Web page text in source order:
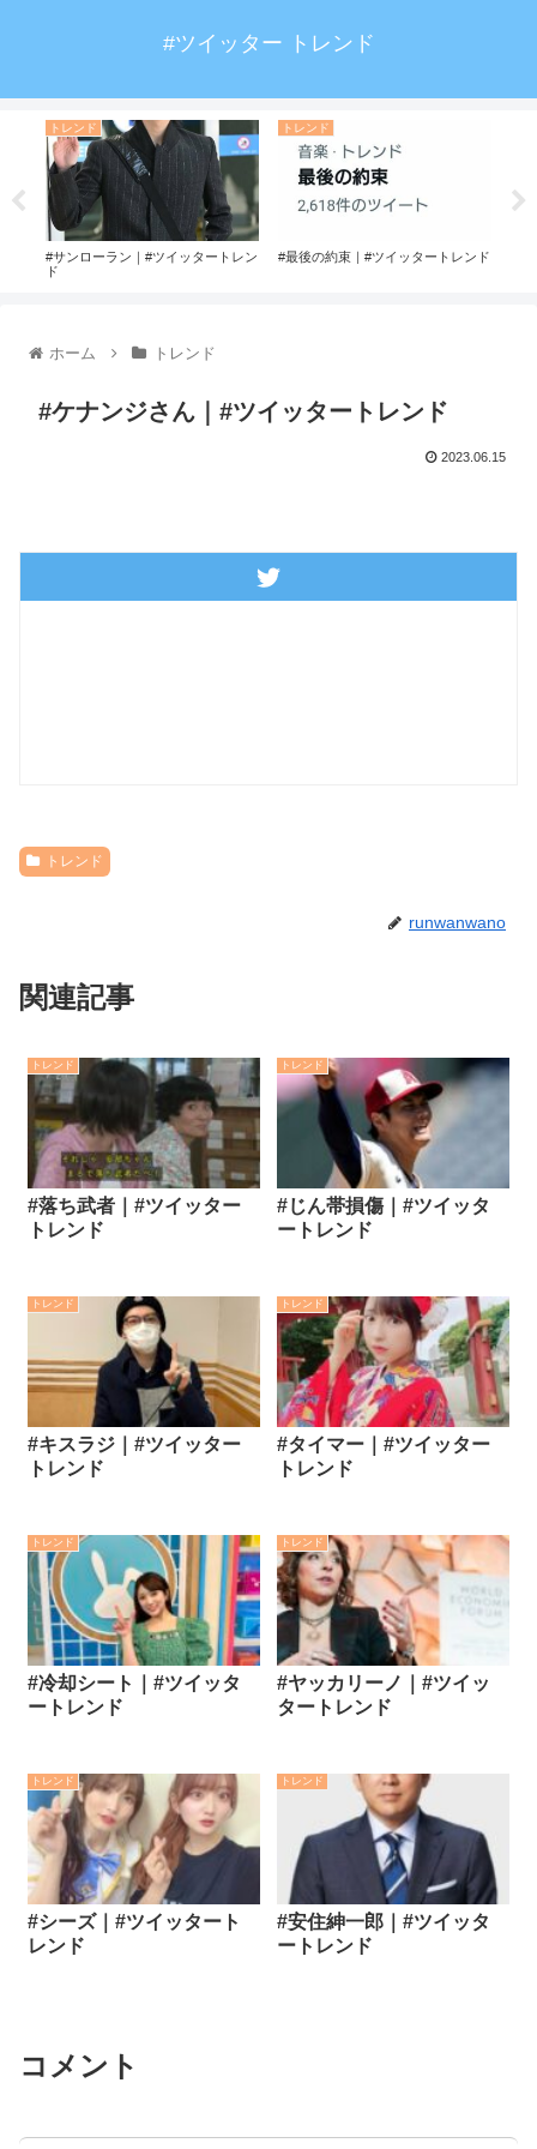
#ツイッター トレンド
トレンド
#サンローラン｜#ツイッタートレン
ド
トレンド
#最後の約束｜#ツイッタートレンド
ホーム トレンド
#ケナンジさん｜#ツイッタートレンド
2023.06.15
トレンド
runwanwano
関連記事
トレンド
#落ち武者｜#ツイッター
トレンド
トレンド
#じん帯損傷｜#ツイッタ
ートレンド
トレンド
#キスラジ｜#ツイッター
トレンド
トレンド
#タイマー｜#ツイッター
トレンド
トレンド
#冷却シート｜#ツイッタ
ートレンド
トレンド
#ヤッカリーノ｜#ツイッ
タートレンド
トレンド
#シーズ｜#ツイッタート
レンド
トレンド
#安住紳一郎｜#ツイッタ
ートレンド
コメント